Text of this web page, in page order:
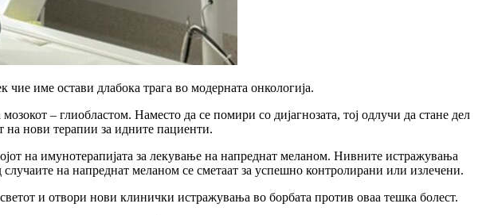
име остави длабока трага во модерната онкологија.
– глиобластом. Наместо да се помири со дијагнозата, тој одлучи да стане дел
на нови терапии за идните пациенти.
на имунотерапијата за лекување на напреднат меланом. Нивните истражувања
на напреднат меланом се сметаат за успешно контролирани или излечени.
и отвори нови клинички истражувања во борбата против оваа тешка болест.